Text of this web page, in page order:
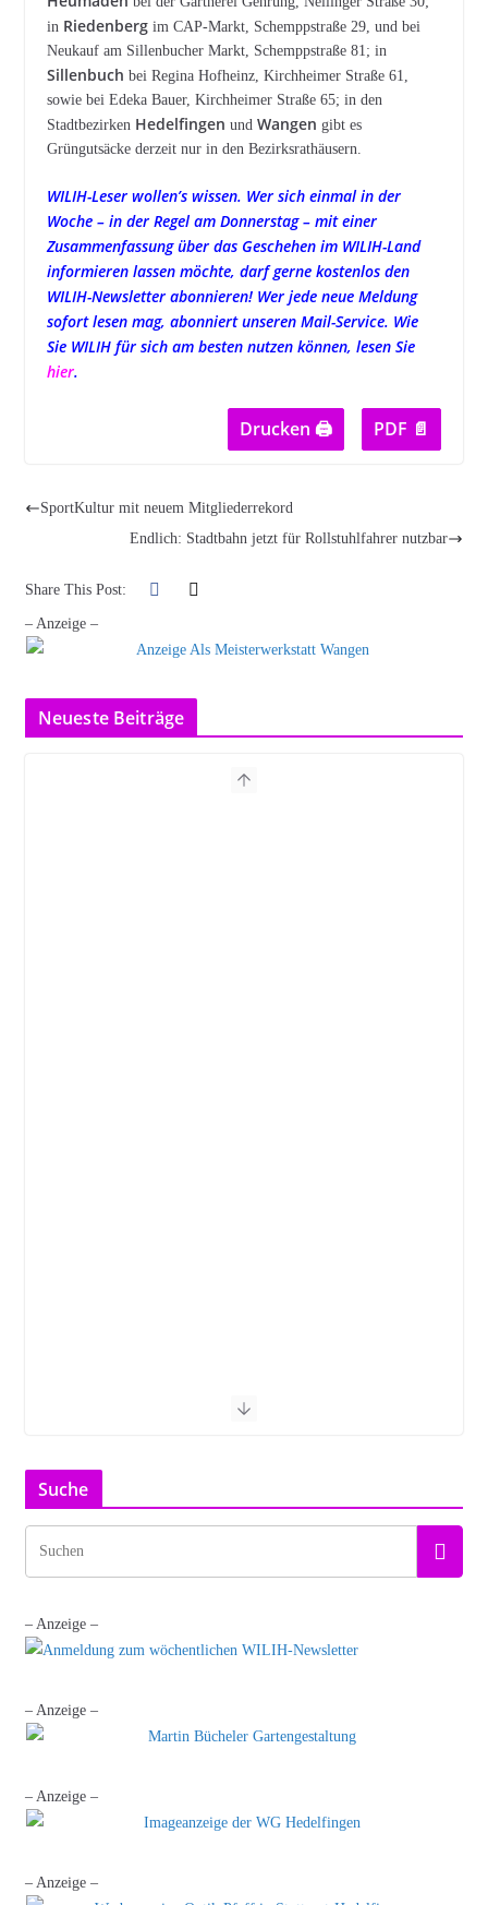
in Riedenbergim CAP-Markt, Schemppstraße 29, und bei
Neukauf am Sillenbucher Markt, Schemppstraße 81; in
Sillenbuch bei Regina Hofheinz, Kirchheimer Straße 61,
sowie bei Edeka Bauer, Kirchheimer Straße 65; in den
Stadtbezirken Hedelfingen und Wangen gibt es
Grüngutsäcke derzeit nur in den Bezirksrathäusern.
WILIH-Leser wollen’s wissen. Wer sich einmal in der
Woche – in der Regel am Donnerstag – mit einer
Zusammenfassung über das Geschehen im WILIH-Land
informieren lassen möchte, darf gerne kostenlos den
WILIH-Newsletter abonnieren! Wer jede neue Meldung
sofort lesen mag, abonniert unseren Mail-Service. Wie
Sie WILIH für sich am besten nutzen können, lesen Sie
hier.
Drucken 🖨 PDF 📄
SportKultur mit neuem Mitgliederrekord
Endlich: Stadtbahn jetzt für Rollstuhlfahrer nutzbar
Share This Post:
– Anzeige –
Neueste Beiträge
Suche
– Anzeige –
– Anzeige –
– Anzeige –
– Anzeige –